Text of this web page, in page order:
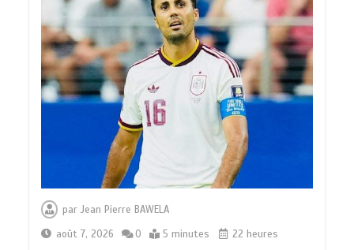
parJean Pierre BAWELA
août 7, 2026
0 5 minutes 22 heures